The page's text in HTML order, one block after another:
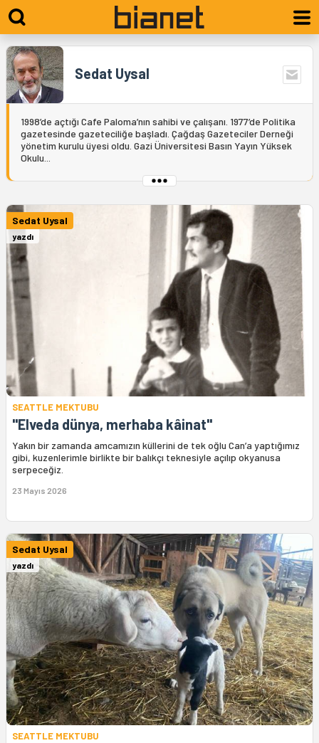
Sedat Uysal
1998’de açtığı Cafe Paloma’nın sahibi ve çalışanı. 1977’de Politika
gazetesinde gazeteciliğe başladı. Çağdaş Gazeteciler Derneği
yönetim kurulu üyesi oldu. Gazi Üniversitesi Basın Yayın Yüksek
Okulu...
Sedat Uysal
yazdı
SEATTLE MEKTUBU
"Elveda dünya, merhaba kâinat"
Yakın bir zamanda amcamızın küllerini de tek oğlu Can’a yaptığımız
gibi, kuzenlerimle birlikte bir balıkçı teknesiyle açılıp okyanusa
serpeceğiz.
23 Mayıs 2026
Sedat Uysal
yazdı
SEATTLE MEKTUBU